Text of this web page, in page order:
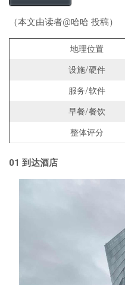
（本文由读者@哈哈 投稿）
地理位置
设施/硬件
服务/软件
早餐/餐饮
整体评分
01 到达酒店